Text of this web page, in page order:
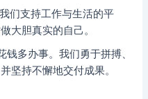
们支持工作与生活的平
大胆真实的自己。
钱多办事。我们勇于拼搏、
坚持不懈地交付成果。